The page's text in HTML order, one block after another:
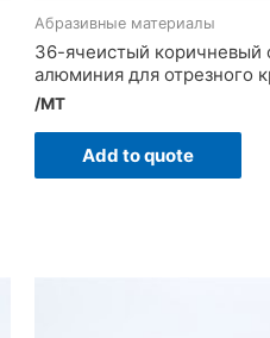
Абразивные материалы
36-ячеистый коричневый
алюминия для отрезного
/MT
Add to quote